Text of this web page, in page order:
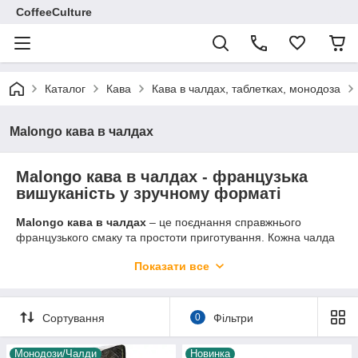
CoffeeCulture
Каталог Кава Кава в чалдах, таблетках, монодоза
Malongo кава в чалдах
Malongo кава в чалдах - французька
вишуканість у зручному форматі
Malongo кава в чалдах – це поєднання справжнього
французького смаку та простоти приготування. Кожна чалда
екологічний паперовий фільтр, що дозволяє приготувати
хвилини.
Malongo – відомий французький бренд із багаторічною
історією, який спеціалізується на виробництві кави преміум
класу. Його чалды створені для тих, хто цінує стабільний
Показати все
Сортування 0 Фільтри
Монодози/Чалди Новинка